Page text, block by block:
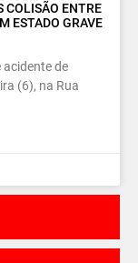
COLISÃO ENTRE
ESTADO GRAVE
de
(6), na Rua